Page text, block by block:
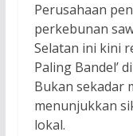
Perusahaan
perkebunan
Selatan ini kini
Paling Bandel’
Bukan sekadar
menunjukkan
lokal.